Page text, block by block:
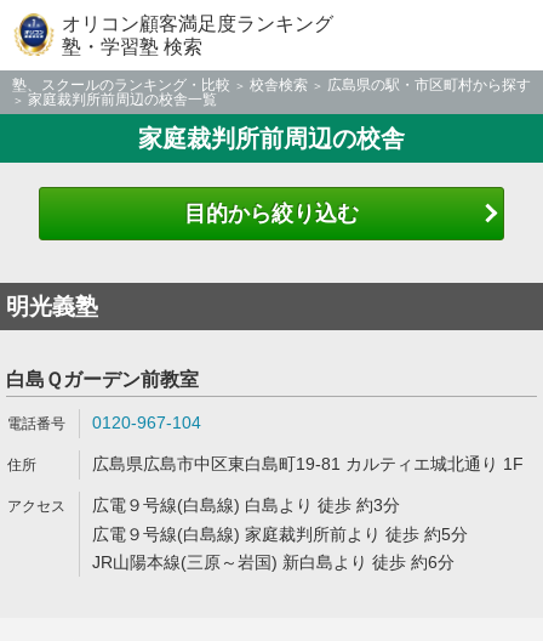
オリコン顧客満足度ランキング
塾・学習塾 検索
塾、スクールのランキング・比較 校舎検索
広島県の駅・市区町村から探す
家庭裁判所前周辺の校舎一覧
家庭裁判所前周辺の校舎
目的から絞り込む
明光義塾
白島Ｑガーデン前教室
0120-967-104
広島県広島市中区東白島町19-81 カルティエ城北通り 1F
広電９号線(白島線) 白島より 徒歩 約3分
広電９号線(白島線) 家庭裁判所前より 徒歩 約5分
JR山陽本線(三原～岩国) 新白島より 徒歩 約6分